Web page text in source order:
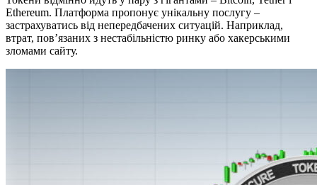
Ethereum. Платформа пропонує унікальну послугу –
застрахуватись від непередбачених ситуацій. Наприклад,
втрат, пов’язаних з нестабільністю ринку або хакерськими
зломами сайту.